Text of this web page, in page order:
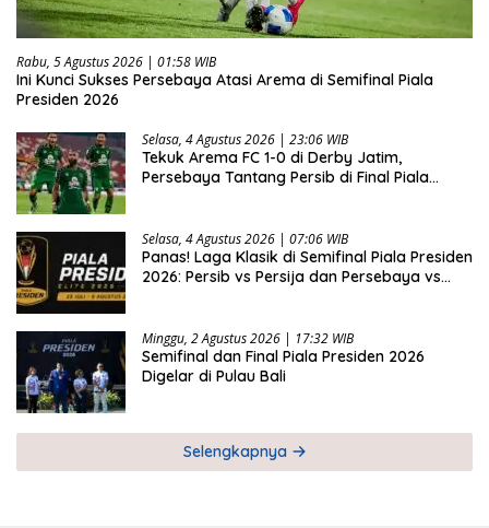
Rabu, 5 Agustus 2026 | 01:58 WIB
Ini Kunci Sukses Persebaya Atasi Arema di Semifinal Piala
Presiden 2026
Selasa, 4 Agustus 2026 | 23:06 WIB
Tekuk Arema FC 1-0 di Derby Jatim,
Persebaya Tantang Persib di Final Piala
Selasa, 4 Agustus 2026 | 07:06 WIB
Panas! Laga Klasik di Semifinal Piala Presiden
2026: Persib vs Persija dan Persebaya vs
Minggu, 2 Agustus 2026 | 17:32 WIB
Semifinal dan Final Piala Presiden 2026
Digelar di Pulau Bali
Selengkapnya